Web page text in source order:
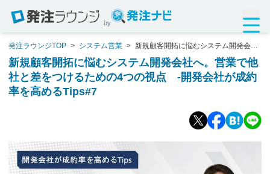
by
発注ラウンジTOP > システム営業 > 新規顧客開拓に悩むシステム開発会社
へ。営業で他社と差をつけるための4つの視点 -開発会社が成約率を高める
Tips#7
新規顧客開拓に悩むシステム開発会社へ。営業で他
社と差をつけるための4つの視点 -開発会社が成約
率を高めるTips#7